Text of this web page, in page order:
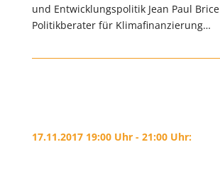
und Entwicklungspolitik Jean Paul
Politikberater für Klimafinanzierung…
17.11.2017 19:00 Uhr - 21:00 Uhr: